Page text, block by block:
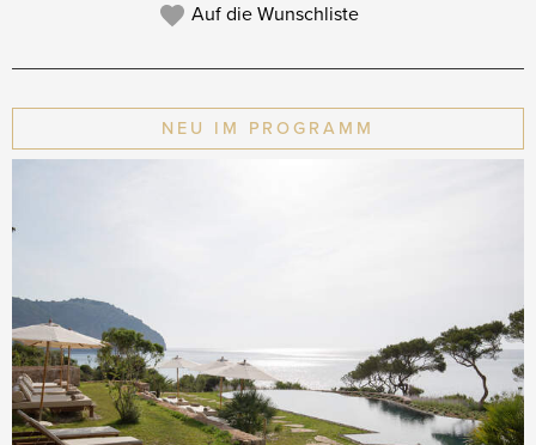
Auf die Wunschliste
NEU IM PROGRAMM